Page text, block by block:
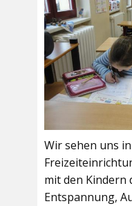
Wir sehen uns
mit den Kindern
Entspannung,